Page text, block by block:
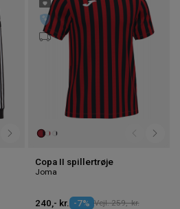
ønskeliste
Copa II spillertrøje
Joma
240,- kr. -7% Vejl. 259,- kr.